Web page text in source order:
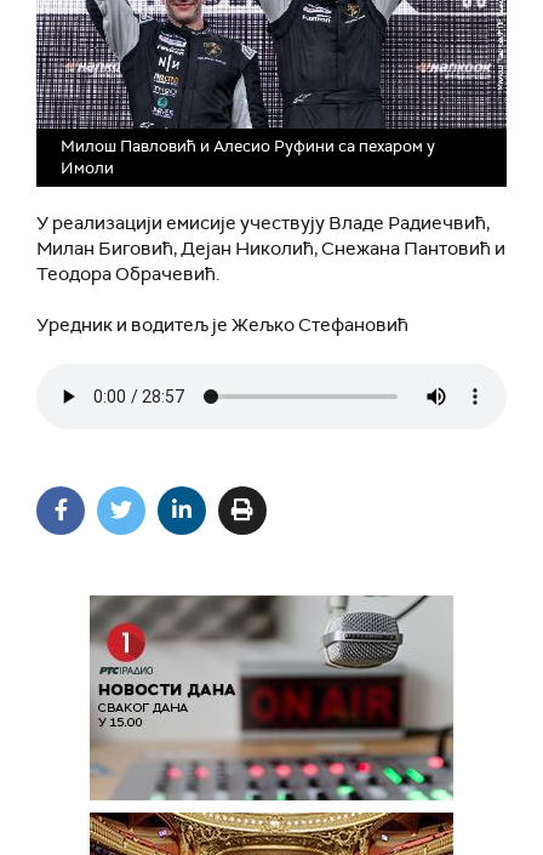
Милош Павловић и Алесио Руфини са пехаром у
Имоли
У реализацији емисије учествују Владе Радиечвић,
Милан Биговић, Дејан Николић, Снежана Пантовић и
Теодора Обрачевић.
Уредник и водитељ је Жељко Стефановић